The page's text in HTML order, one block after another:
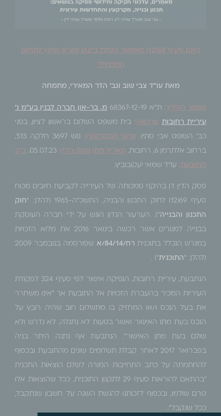
האם סעיף 69(12) מאפשר הטלת ביצוע שצ"פ מחוץ לתחום
התכנית?
מאת עו"ד צבי שוב וגב' הדר המאירי, מתמחה
מספר ההליך: ת"א 68367-12-19 מ. בר-און חברה לבנין בע"מ נ'
עיריית רחובות ערכאה: בית משפט השלום בראשון לציון, בפני
כב' השופט אבי סתיו. פרטי המקרקעין : גוש 3697 חלקה 513,
ברחוב אלתרמן 6, רחובות. תאריך מתן פסק הדין : ב"כ
התובעת: עו"ד שמאי יעקובוביץ.
פסק הדין דן בהיקף סמכותה של העירייה לקביעת חיובים מכוח
סעיף 69(12) לחוק התכנון והבניה, התשכ"ה-1965 (להלן: " חוק
התכנון והבנייה"). הערעור הנדון הוגש על ידי חברה העוסקת
בבנייה למגורים אשר רכשה בינואר 2016 את מלוא הזכויות
במגרש הנכלל בתוכניתרח/84/14/א שפורסמה בנובמבר 2009
(להלן: "התוכנית") .
הנתבעת, עיריית רחובות, הנפיקה אישור לפי סעיף 324 ל פקודת
העיריות המכיר בהעברת הזכויות אל התובעת אך "אינו משחרר
את בעל הנכס ו/או המחזיק בו מתשלום חוב שהיה רובץ על
הנכס בעת מתו האישור ואשר בטעות לא נתגלה, לא נדרש ולא
שולם בעת מתן האישור". הנתבעת אף נתנה היתר בניה
בפברואר 2017 לאחר קבלת תשלומים שונים מהתובעת ובכפוף
להחתמתה על כתב התחייבות המורה לשלם הוצאות התכנית
"בהתאם להוראות סעיף 29 לתקנון התוכנית, ככל שהוצאות אלו
טרם שולמו, ובכפוף לזכותנו להגשת השגה על חשבון שנתקבל,
ככל שנקבל".